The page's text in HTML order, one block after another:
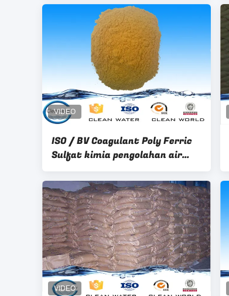
ISO / BV Coagulant Poly Ferric
Sulfat kimia pengolahan air
elektronik